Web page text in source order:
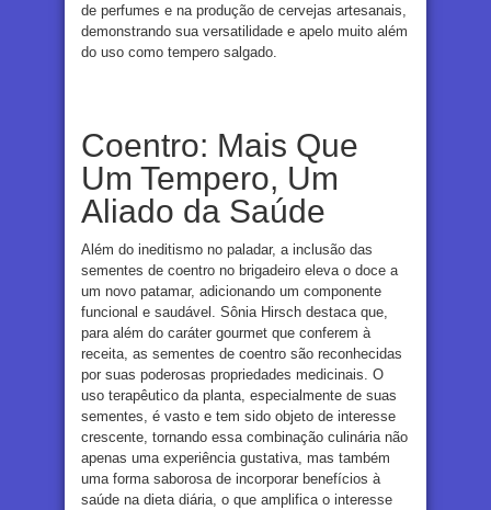
de perfumes e na produção de cervejas artesanais,
demonstrando sua versatilidade e apelo muito além
do uso como tempero salgado.
Coentro: Mais Que
Um Tempero, Um
Aliado da Saúde
Além do ineditismo no paladar, a inclusão das
sementes de coentro no brigadeiro eleva o doce a
um novo patamar, adicionando um componente
funcional e saudável. Sônia Hirsch destaca que,
para além do caráter gourmet que conferem à
receita, as sementes de coentro são reconhecidas
por suas poderosas propriedades medicinais. O
uso terapêutico da planta, especialmente de suas
sementes, é vasto e tem sido objeto de interesse
crescente, tornando essa combinação culinária não
apenas uma experiência gustativa, mas também
uma forma saborosa de incorporar benefícios à
saúde na dieta diária, o que amplifica o interesse